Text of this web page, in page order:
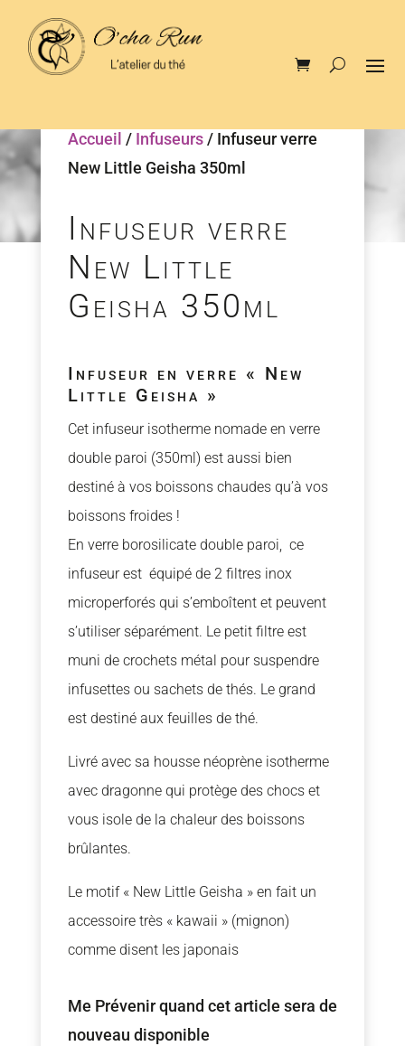
Accueil / Infuseurs/ Infuseur verre
New Little Geisha 350ml
Infuseur verre
New Little
Geisha 350ml
Infuseur en verre « New
Little Geisha »
Cet infuseur isotherme nomade en verre
double paroi (350ml) est aussi bien
destiné à vos boissons chaudes qu’à vos
boissons froides !
En verre borosilicate double paroi, ce
infuseur est équipé de 2 filtres inox
microperforés qui s’emboîtent et peuvent
s’utiliser séparément. Le petit filtre est
muni de crochets métal pour suspendre
infusettes ou sachets de thés. Le grand
est destiné aux feuilles de thé.
Livré avec sa housse néoprène isotherme
avec dragonne qui protège des chocs et
vous isole de la chaleur des boissons
brûlantes.
Le motif « New Little Geisha » en fait un
accessoire très « kawaii » (mignon)
comme disent les japonais
Me Prévenir quand cet article sera de
nouveau disponible